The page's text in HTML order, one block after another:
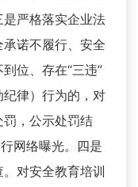
严格落实企业法
诺不履行、安全
位、存在“三违”
纪律）行为的，对
，公示处罚结
网络曝光。四是
对安全教育培训